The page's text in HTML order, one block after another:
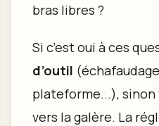
bras libres ?
Si c’est oui à ces
d’outil
plateforme...),
vers la galère. La